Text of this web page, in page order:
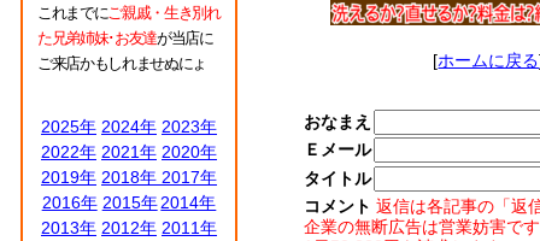
これまでにご親戚・生き別れ
た兄弟姉妹･お友達が当店に
ご来店かもしれませぬにょ
2025年 2024年 2023年
2022年 2021年 2020年
2019年 2018年 2017年
2016年 2015年 2014年
2013年 2012年 2011年
[ホームに戻る
おなまえ
Ｅメール
タイトル
コメント 返信は各記事の「返
企業の無断広告は営業妨害で